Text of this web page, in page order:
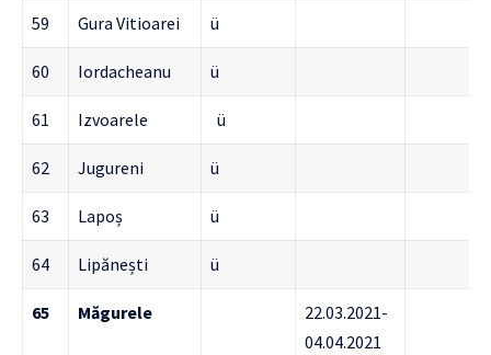
59 Gura Vitioarei ü
60 Iordacheanu ü
61 Izvoarele ü
62 Jugureni ü
63 Lapoș ü
64 Lipănești ü
65 Măgurele
22.03.2021-
04.04.2021